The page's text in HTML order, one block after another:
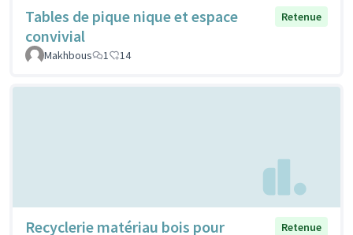
Tables de pique nique et espace
convivial
Retenue
Makhbous 1 14
Recyclerie matériau bois pour
Retenue